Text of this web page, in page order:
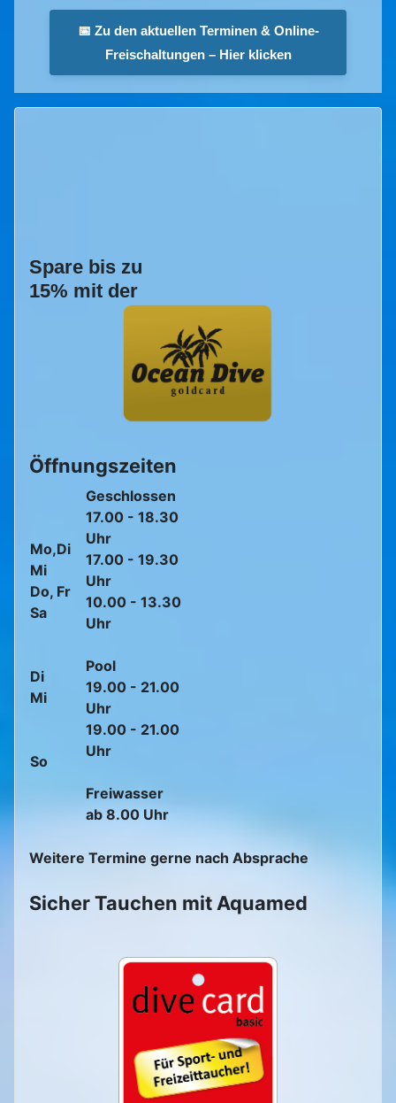
📅 Zu den aktuellen Terminen & Online-
Freischaltungen – Hier klicken
Spare bis zu
15% mit der
Öffnungszeiten
Mo,Di
Mi
Do, Fr
Sa
Di
Mi
So
Geschlossen
17.00 - 18.30
Uhr
17.00 - 19.30
Uhr
10.00 - 13.30
Uhr
Pool
19.00 - 21.00
Uhr
19.00 - 21.00
Uhr
Freiwasser
ab 8.00 Uhr
Weitere Termine gerne nach Absprache
Sicher Tauchen mit Aquamed